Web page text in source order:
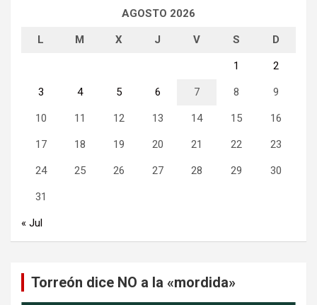
AGOSTO 2026
L M X J V S D
1 2
3 4 5 6 7 8 9
10 11 12 13 14 15 16
17 18 19 20 21 22 23
24 25 26 27 28 29 30
31
« Jul
Torreón dice NO a la «mordida»